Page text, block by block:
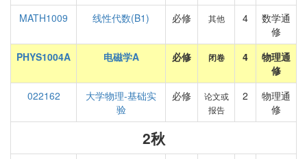
MATH1009
线性代数(B1) 必修 其他 4
数学通
修
PHYS1004A
电磁学A 必修 闭卷 4
物理通
修
022162
大学物理-基础实
验
必修
论文或
报告
2
物理通
修
2秋